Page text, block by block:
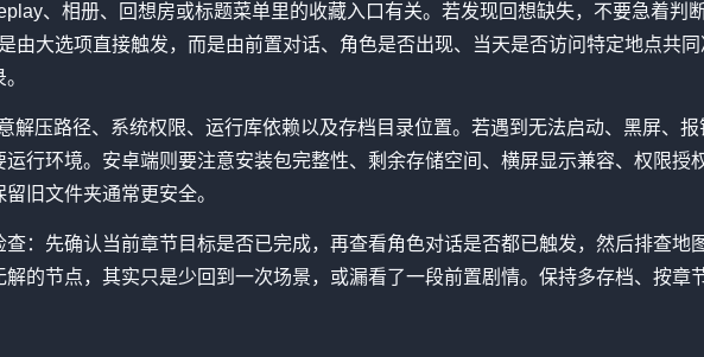
、相册、回想房或标题菜单里的收藏入口有关。若发现回想缺失，不要急着判
由大选项直接触发，而是由前置对话、角色是否出现、当天是否访问特定地点共
解压路径、系统权限、运行库依赖以及存档目录位置。若遇到无法启动、黑屏、
行环境。安卓端则要注意安装包完整性、剩余存储空间、横屏显示兼容、权限授
旧文件夹通常更安全。
：先确认当前章节目标是否已完成，再查看角色对话是否都已触发，然后排查地
的节点，其实只是少回到一次场景，或漏看了一段前置剧情。保持多存档、按